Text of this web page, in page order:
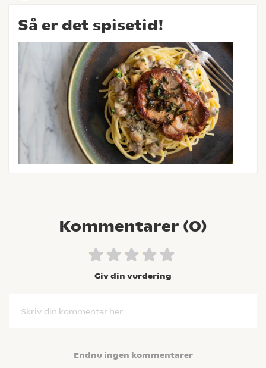
Så er det spisetid!
Kommentarer (0)
Giv din vurdering
Skriv din kommentar her
Endnu ingen kommentarer